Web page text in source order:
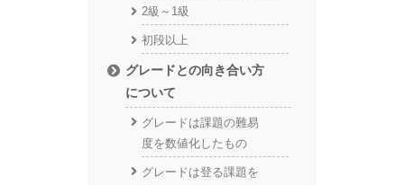
2級～1級
初段以上
グレードとの向き合い方
について
グレードは課題の難易
度を数値化したもの
グレードは登る課題を